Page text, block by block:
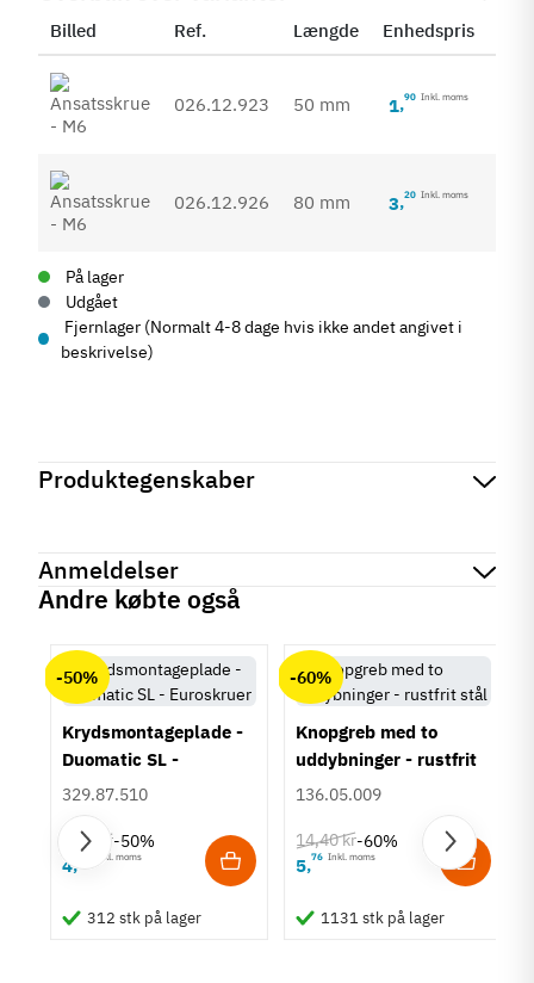
Billed Ref. Længde Enhedspris
026.12.923 50 mm 1,90 Inkl. moms
026.12.926 80 mm 3,20 Inkl. moms
På lager
Udgået
Fjernlager (Normalt 4-8 dage hvis ikke andet angivet i
beskrivelse)
Produktegenskaber
På lager295 Varer
TilstandNy
Anmeldelser
Andre købte også
-50%
Krydsmontageplade -
Duomatic SL -
Euroskruer
329.87.510
9,25 kr-50%
4, Inkl. moms
312 stk på lager
-60%
Knopgreb med to
uddybninger - rustfrit
stål
136.05.009
14,40 kr-60%
5,76 Inkl. moms
1131 stk på lager